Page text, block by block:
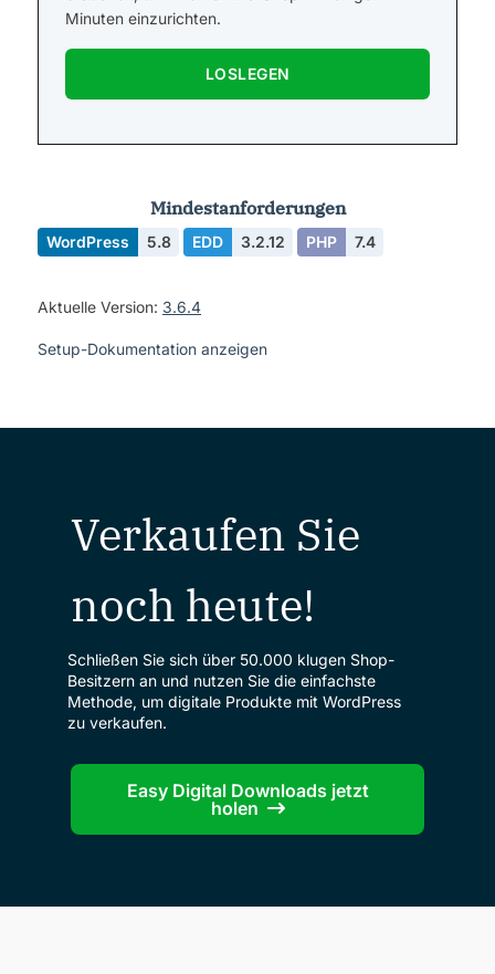
Minuten einzurichten.
LOSLEGEN
Mindestanforderungen
WordPress 5.8 EDD 3.2.12 PHP 7.4
Aktuelle Version: 3.6.4
Setup-Dokumentation anzeigen
Verkaufen Sie
noch heute!
Schließen Sie sich über 50.000 klugen Shop-
Besitzern an und nutzen Sie die einfachste
Methode, um digitale Produkte mit WordPress
zu verkaufen.
Easy Digital Downloads jetzt
holen